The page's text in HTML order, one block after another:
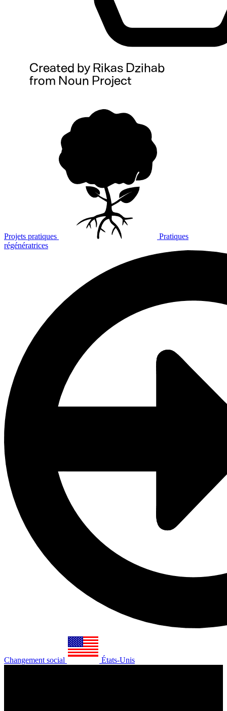
Projets pratiques
Pratiques
régénératrices
Changement social États-Unis